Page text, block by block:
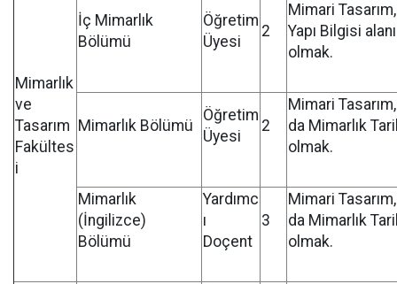
Mimarlık
ve
Tasarım
Fakültes
i
İç Mimarlık
Bölümü
Öğretim
Üyesi
2
Mimari
Yapı Bilgisi
olmak.
Mimarlık Bölümü
Öğretim
Üyesi
2
Mimari
da Mimarlık
olmak.
Mimarlık
(İngilizce)
Bölümü
Yardımc
ı
Doçent
3
Mimari
da Mimarlık
olmak.